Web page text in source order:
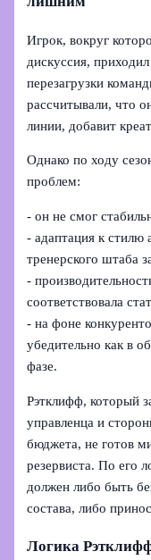
Игрок, вокруг
дискуссия,
перезагрузки
рассчитывали, что
линии, добавит
Однако по ходу
проблем:
- он не смог
- адаптация к стилю
тренерского штаба
-
соответствовала
- на фоне
убедительно как в
фазе.
Рэтклифф, который
управленца и
бюджета, не готов
резервиста. По его
должен либо быть
состава, либо
Логика